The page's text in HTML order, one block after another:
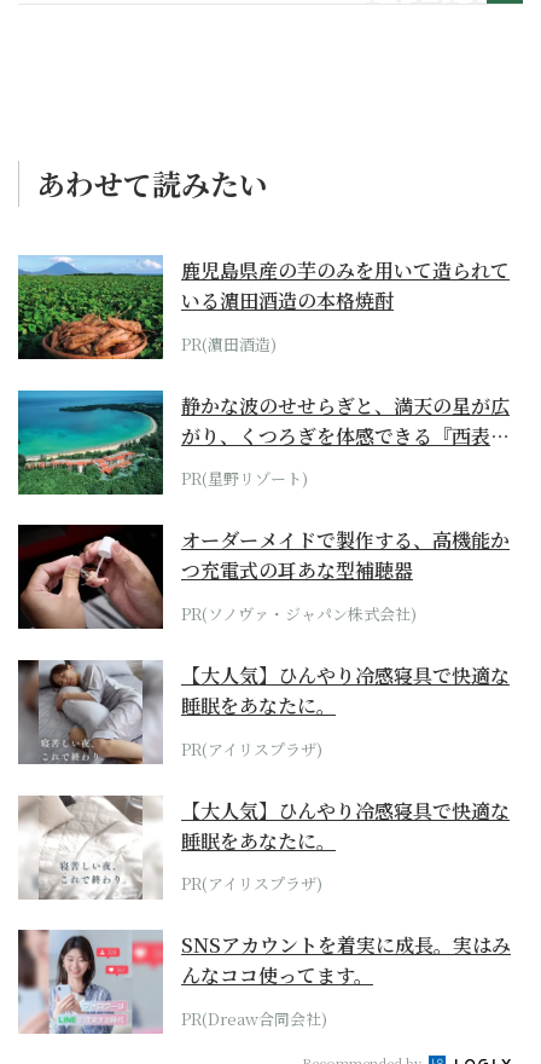
あわせて読みたい
鹿児島県産の芋のみを用いて造られて
いる濵田酒造の本格焼酎
PR(濵田酒造)
静かな波のせせらぎと、満天の星が広
がり、くつろぎを体感できる『西表島
ホテル by...
PR(星野リゾート)
オーダーメイドで製作する、高機能か
つ充電式の耳あな型補聴器
PR(ソノヴァ・ジャパン株式会社)
【大人気】ひんやり冷感寝具で快適な
睡眠をあなたに。
PR(アイリスプラザ)
【大人気】ひんやり冷感寝具で快適な
睡眠をあなたに。
PR(アイリスプラザ)
SNSアカウントを着実に成長。実はみ
んなココ使ってます。
PR(Dreaw合同会社)